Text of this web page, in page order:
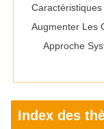
Augmenter Les
Approche
Index des